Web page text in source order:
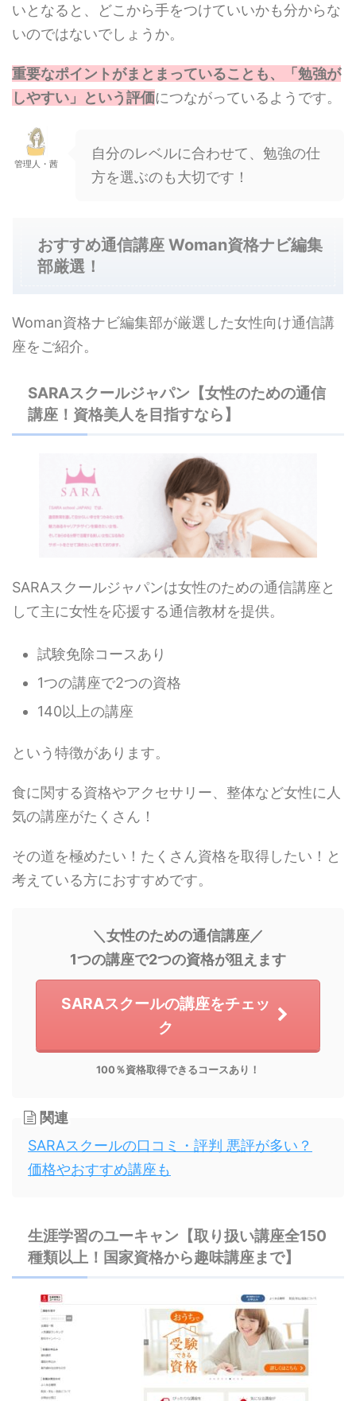
いとなると、どこから手をつけていいかも分からな
いのではないでしょうか。
重要なポイントがまとまっていることも、「勉強が
しやすい」という評価につながっているようです。
管理人・茜
自分のレベルに合わせて、勉強の仕
方を選ぶのも大切です！
おすすめ通信講座 Woman資格ナビ編集
部厳選！
Woman資格ナビ編集部が厳選した女性向け通信講
座をご紹介。
SARAスクールジャパン【女性のための通信
講座！資格美人を目指すなら】
SARAスクールジャパンは女性のための通信講座と
して主に女性を応援する通信教材を提供。
試験免除コースあり
1つの講座で2つの資格
140以上の講座
という特徴があります。
食に関する資格やアクセサリー、整体など女性に人
気の講座がたくさん！
その道を極めたい！たくさん資格を取得したい！と
考えている方におすすめです。
＼女性のための通信講座／
1つの講座で2つの資格が狙えます
SARAスクールの講座をチェッ
ク
100％資格取得できるコースあり！
関連
SARAスクールの口コミ・評判 悪評が多い？
価格やおすすめ講座も
生涯学習のユーキャン【取り扱い講座全150
種類以上！国家資格から趣味講座まで】